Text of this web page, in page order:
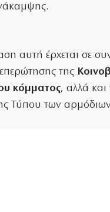
αυτή έρχεται σε
της
κόμματος, αλλά και
Τύπου των